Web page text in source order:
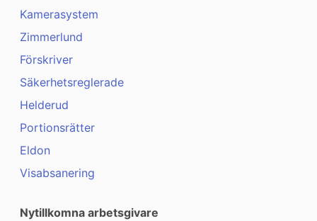
Kamerasystem
Zimmerlund
Förskriver
Säkerhetsreglerade
Helderud
Portionsrätter
Eldon
Visabsanering
Nytillkomna arbetsgivare